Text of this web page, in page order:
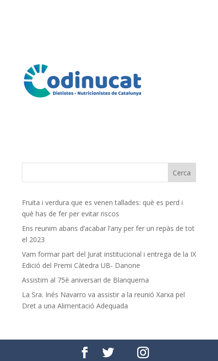
Fruita i verdura que es venen tallades: què es perd i
què has de fer per evitar riscos
Ens reunim abans d’acabar l’any per fer un repàs de tot
el 2023
Vam formar part del Jurat institucional i entrega de la IX
Edició del Premi Càtedra UB- Danone
Assistim al 75è aniversari de Blanquerna
La Sra. Inés Navarro va assistir a la reunió Xarxa pel
Dret a una Alimentació Adequada